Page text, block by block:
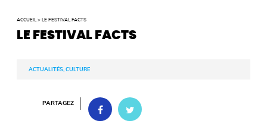
ACCUEIL > LE FESTIVAL FACTS
LE FESTIVAL FACTS
ACTUALITÉS, CULTURE
PARTAGEZ